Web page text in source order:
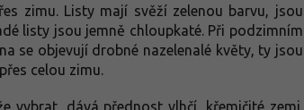
zimu. Listy mají svěží zelenou barvu, jsou
listy jsou jemně chloupkaté. Při podzimním
se objevují drobné nazelenalé květy, ty jsou
celou zimu.
vybrat, dává přednost vlhčí, křemičité zemi.